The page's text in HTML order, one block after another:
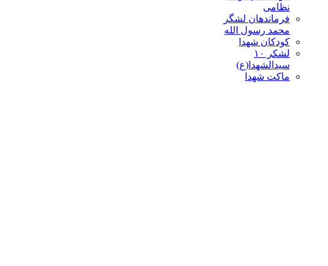
نظامی
فرماندهان لشگر
محمد رسول الله
کودکان شهدا
لشکر ۱۰
سیدالشهدا(ع)
ماکت شهدا